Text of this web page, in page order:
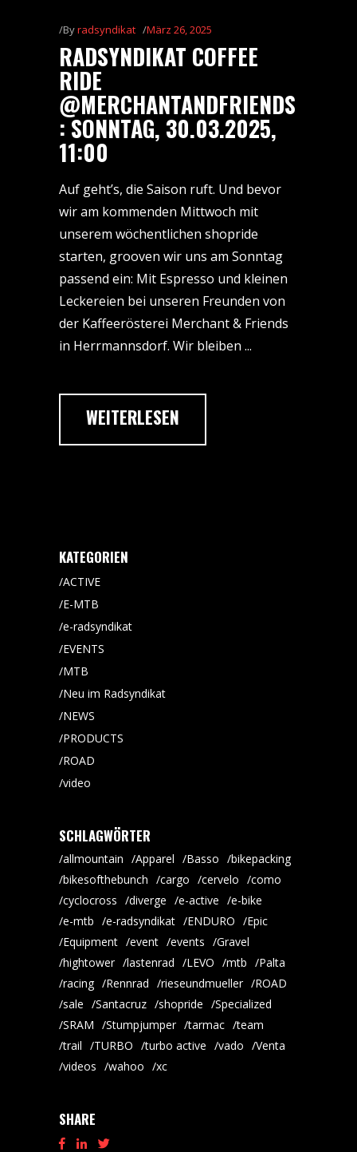
Byradsyndikat März 26, 2025
RADSYNDIKAT COFFEE
RIDE
@MERCHANTANDFRIENDS
: SONNTAG, 30.03.2025,
11:00
Auf geht’s, die Saison ruft. Und bevor
wir am kommenden Mittwoch mit
unserem wöchentlichen shopride
starten, grooven wir uns am Sonntag
passend ein: Mit Espresso und kleinen
Leckereien bei unseren Freunden von
der Kaffeerösterei Merchant & Friends
in Herrmannsdorf. Wir bleiben
WEITERLESEN
KATEGORIEN
ACTIVE
E-MTB
e-radsyndikat
EVENTS
MTB
Neu im Radsyndikat
NEWS
PRODUCTS
ROAD
video
SCHLAGWÖRTER
allmountain Apparel Basso
bikepacking
bikesofthebunch
cargo cervelo
como
cyclocross
diverge e-active
e-bike
e-mtb
e-radsyndikat ENDURO
Epic
Equipment
event events
Gravel
hightower
lastenrad LEVO mtb
Palta
racing
Rennrad rieseundmueller
ROAD
sale
Santacruz shopride
Specialized
SRAM
Stumpjumper tarmac
team
trail
TURBO turbo active vado
Venta
videos
wahoo xc
SHARE